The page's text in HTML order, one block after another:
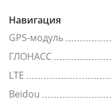
Навигация
GPS-модуль
ГЛОНАСС
LTE
Beidou